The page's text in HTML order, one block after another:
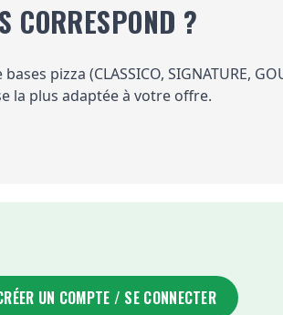
CORRESPOND ?
pizza (CLASSICO, SIGNATURE,
la plus adaptée à votre offre.
UN COMPTE / SE CONNECTER